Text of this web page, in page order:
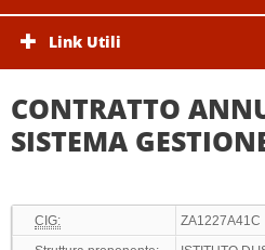
Link Utili
CONTRATTO
SISTEMA
CIG:
ZA1227A41C